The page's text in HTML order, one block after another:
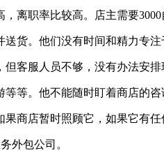
职率比较高。店主需要3000
。他们没有时间和精力专注
服人员不够，没有办法安排
。他不能随时盯着商店的咨
店暂时照顾它，如果它有任
外包公司。